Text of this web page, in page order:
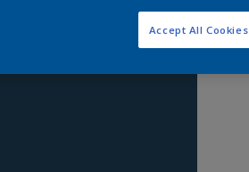
Accept All Cookies